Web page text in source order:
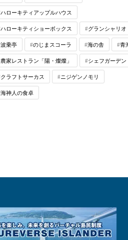
ハローキティアップルハウス
ハローキティショーボックス グランシャリオ
波乗亭 のじまスコーラ 海の舎 青
農家レストラン「陽・燦燦」 シェフガーデン
クラフトサーカス ニジゲンノモリ
海神人の食卓